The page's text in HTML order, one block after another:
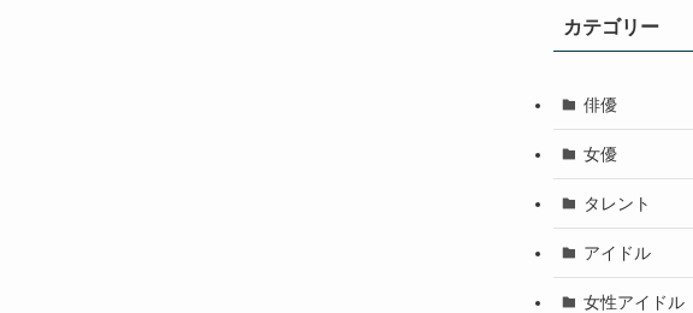
カテゴリー
俳優
女優
タレント
アイドル
女性アイドル